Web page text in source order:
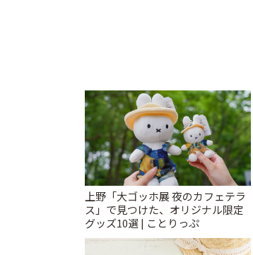
上野「大ゴッホ展 夜のカフェテラ
ス」で見つけた、オリジナル限定
グッズ10選 | ことりっぷ